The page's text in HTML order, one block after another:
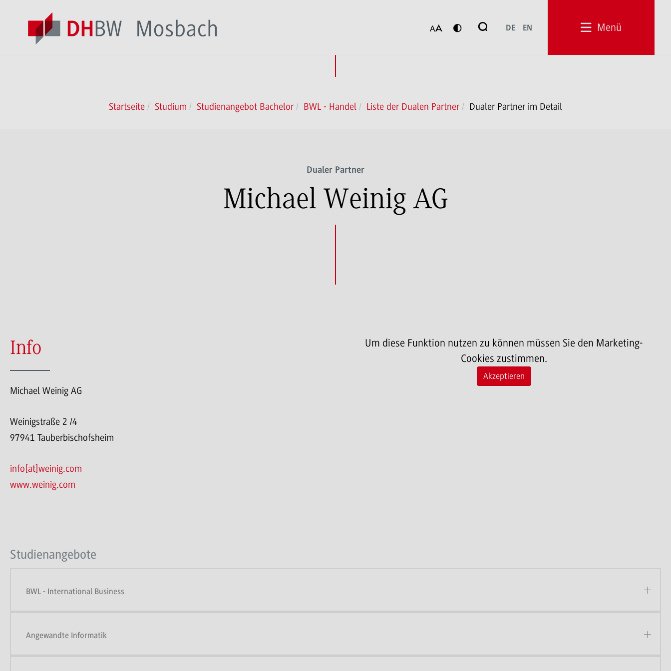
Suche
DE EN Menü
Startseite Studium Studienangebot Bachelor BWL - Handel Liste der Dualen Partner Dualer Partner im Detail
Dualer Partner
Michael Weinig AG
Info
Michael Weinig AG
Weinigstraße 2 /4
97941 Tauberbischofsheim
info[at]weinig.com
www.weinig.com
Um diese Funktion nutzen zu können müssen Sie den Marketing-
Cookies zustimmen.
Akzeptieren
Studienangebote
BWL - International Business
Angewandte Informatik